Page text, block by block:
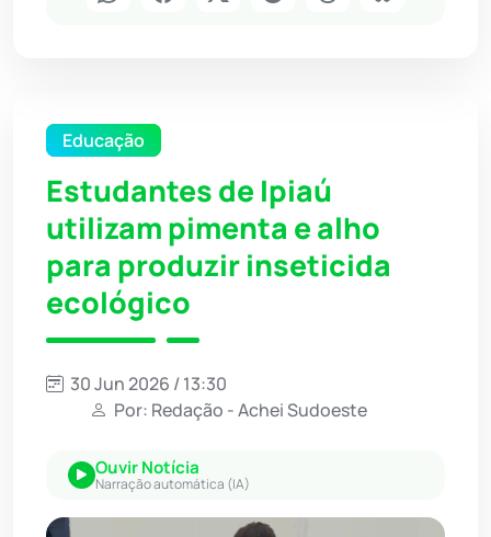
Educação
Estudantes de Ipiaú
utilizam pimenta e alho
para produzir inseticida
ecológico
30 Jun 2026 / 13:30
Por: Redação - Achei Sudoeste
Ouvir Notícia
Narração automática (IA)